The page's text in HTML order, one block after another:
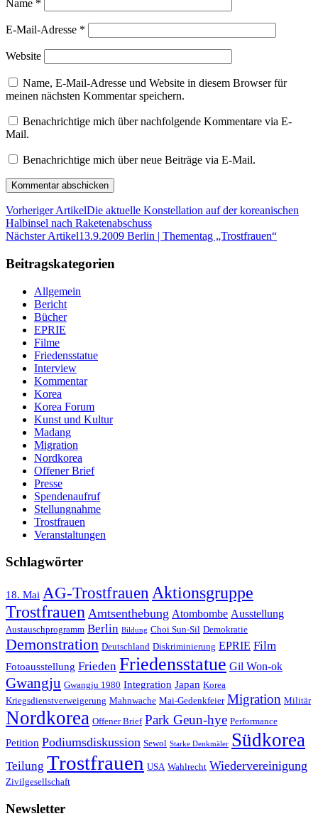
Name *
E-Mail-Adresse *
Website
Name, E-Mail-Adresse und Website in diesem Browser für
meinen nächsten Kommentar speichern.
Benachrichtige mich über nachfolgende Kommentare via E-
Mail.
Benachrichtige mich über neue Beiträge via E-Mail.
Vorheriger ArtikelDie aktuelle Konstellation auf der koreanischen
Halbinsel nach Raketenabschuss
Nächster Artikel13.9.2009 Berlin | Thementag „Trostfrauen“
Beitragskategorien
Allgemein
Bericht
Bücher
EPRIE
Filme
Friedensstatue
Interview
Kommentar
Korea
Korea Forum
Kunst und Kultur
Madang
Migration
Nordkorea
Offener Brief
Presse
Spendenaufruf
Stellungnahme
Trostfrauen
Veranstaltungen
Schlagwörter
18. Mai AG-Trostfrauen Aktionsgruppe
Trostfrauen Amtsenthebung Atombombe Ausstellung
Austauschprogramm Berlin Bildung Choi Sun-Sil Demokratie
Demonstration Deutschland Diskriminierung EPRIE Film
Fotoausstellung Frieden Friedensstatue Gil Won-ok
Gwangju Gwangju 1980 Integration Japan Korea
Kriegsdienstverweigerung Mahnwache Mai-Gedenkfeier Migration Militär
Nordkorea Offener Brief Park Geun-hye Performance
Petition Podiumsdiskussion Sewol Starke Denkmäler Südkorea
Teilung Trostfrauen USA Wahlrecht Wiedervereinigung
Zivilgesellschaft
Newsletter